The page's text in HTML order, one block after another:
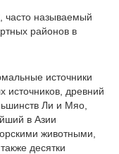
называемый
районов в
источники
источников, древний
Ли и Мяо,
в Азии
животными,
десятки